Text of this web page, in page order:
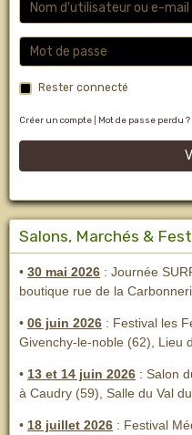
Rester connecté
Créer un compte Mot de passe perdu ?
Salons, Marchés &
• 30 mai 2026 : Journée
boutique rue de la
• 06 juin 2026 : Festival les
Givenchy-le-noble (62), Lieu
• 13 et 14 juin 2026 : Salon
à Caudry (59), Salle du Val
• 18 juillet 2026 : Festival